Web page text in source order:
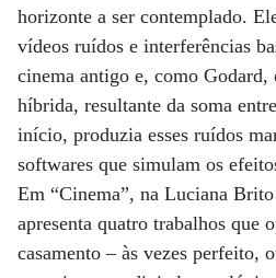
horizonte a ser contemplado.
vídeos ruídos e interferências
cinema antigo e, como
híbrida, resultante da soma
início, produzia esses ruídos
softwares que simulam os
Em “Cinema”, na Luciana
apresenta quatro trabalhos que
casamento – às vezes perfeito,